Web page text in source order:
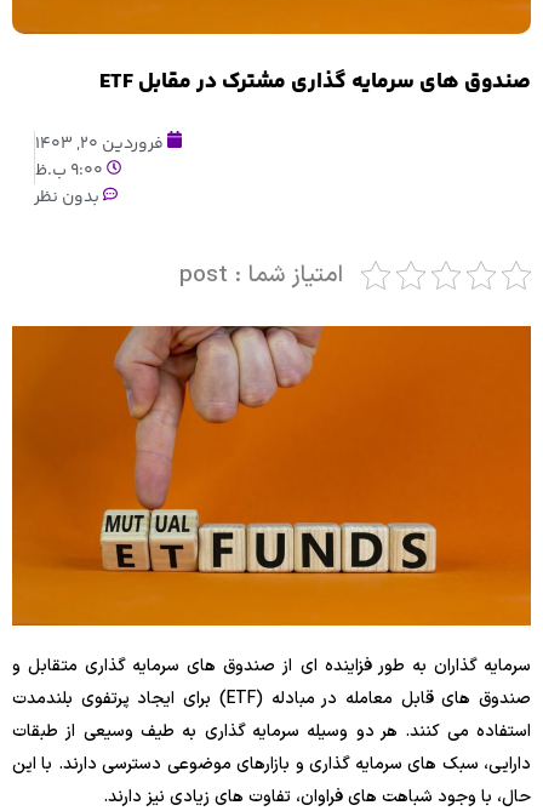
صندوق های سرمایه گذاری مشترک در مقابل ETF
فروردین 20, 1403
9:00 ب.ظ
بدون نظر
امتیاز شما : post
سرمایه گذاران به طور فزاینده ای از صندوق های سرمایه گذاری متقابل و
صندوق های قابل معامله در مبادله (ETF) برای ایجاد پرتفوی بلندمدت
استفاده می کنند. هر دو وسیله سرمایه گذاری به طیف وسیعی از طبقات
دارایی، سبک های سرمایه گذاری و بازارهای موضوعی دسترسی دارند. با این
حال، با وجود شباهت های فراوان، تفاوت های زیادی نیز دارند.